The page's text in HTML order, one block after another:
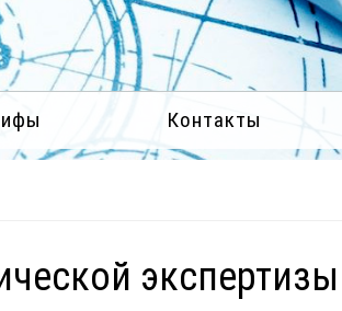
Контакты
экспертизы